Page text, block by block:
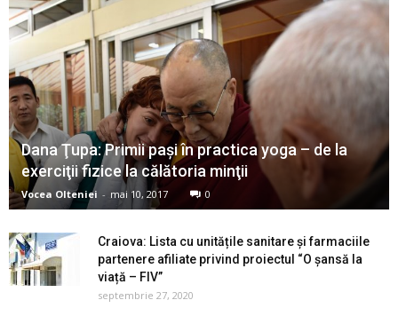
Dana Ţupa: Primii paşi în practica yoga – de la
exerciţii fizice la călătoria minţii
Vocea Olteniei - mai 10, 2017 0
Craiova: Lista cu unitățile sanitare și farmaciile
partenere afiliate privind proiectul “O șansă la
viață – FIV”
septembrie 27, 2020